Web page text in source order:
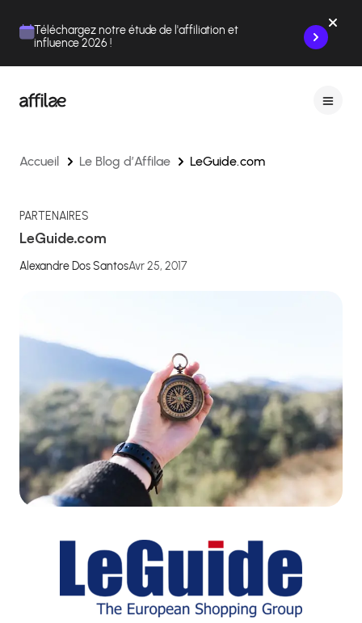
Téléchargez notre étude de l'affiliation et
influence 2026 !
Accueil Le Blog d’Affilae LeGuide.com
PARTENAIRES
LeGuide.com
Alexandre Dos SantosAvr 25, 2017